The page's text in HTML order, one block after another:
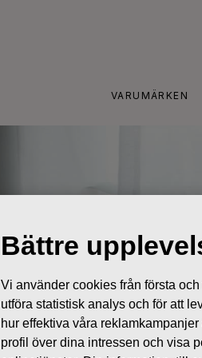
VARUMÄRKEN
Bättre
Vi använder cookies från första
utföra statistisk analys och för att
hur effektiva våra
profil över dina intressen och visa